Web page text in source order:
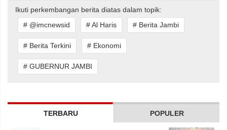
Ikuti perkembangan berita diatas dalam topik:
# @imcnewsid
# Al Haris # Berita Jambi
# Berita Terkini # Ekonomi
# GUBERNUR JAMBI
TERBARU POPULER